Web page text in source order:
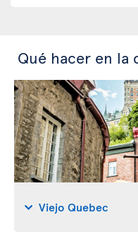
Qué hacer en la
Viejo Quebec